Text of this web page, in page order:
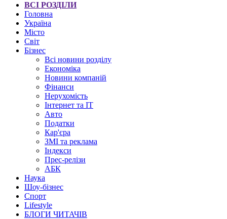
ВСІ РОЗДІЛИ
Головна
Україна
Місто
Світ
Бізнес
Всі новини розділу
Економіка
Новини компаній
Фінанси
Нерухомість
Інтернет та IT
Авто
Податки
Кар'єра
ЗМІ та реклама
Індекси
Прес-релізи
АБК
Наука
Шоу-бізнес
Спорт
Lifestyle
БЛОГИ ЧИТАЧІВ